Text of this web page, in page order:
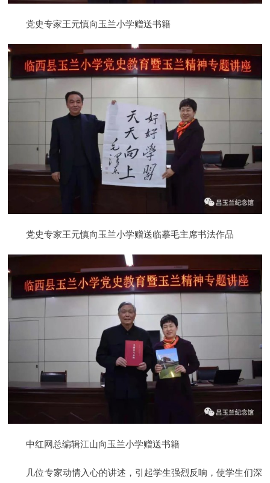
党史专家王元慎向玉兰小学赠送书籍
党史专家王元慎向玉兰小学赠送临摹毛主席书法作品
中红网总编辑江山向玉兰小学赠送书籍
几位专家动情入心的讲述，引起学生强烈反响，使学生们深